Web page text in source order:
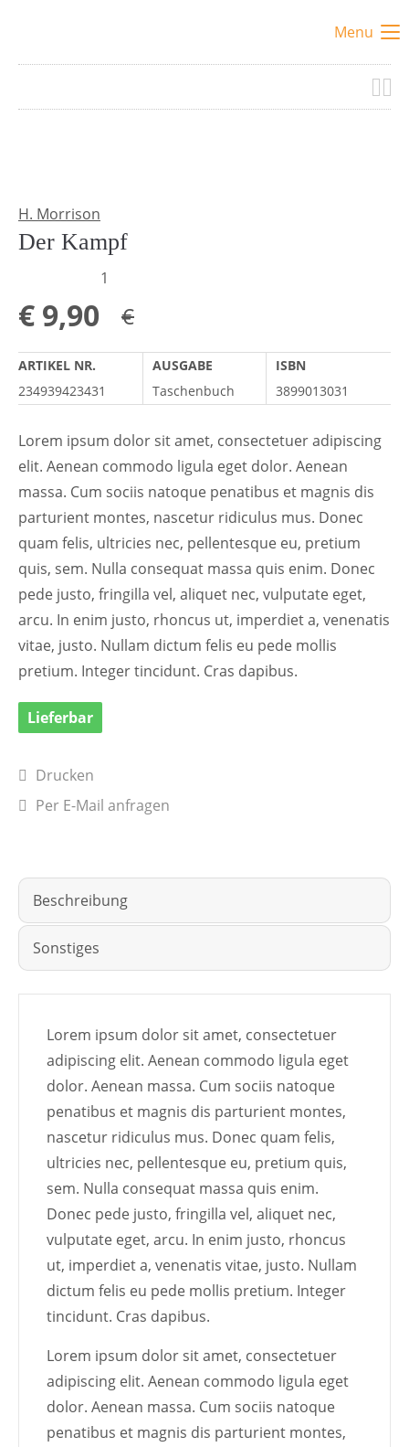
Menu
H. Morrison
Der Kampf
1
€ 9,90 €
ARTIKEL NR.
234939423431
AUSGABE
Taschenbuch
ISBN
3899013031
Lorem ipsum dolor sit amet, consectetuer adipiscing
elit. Aenean commodo ligula eget dolor. Aenean
massa. Cum sociis natoque penatibus et magnis dis
parturient montes, nascetur ridiculus mus. Donec
quam felis, ultricies nec, pellentesque eu, pretium
quis, sem. Nulla consequat massa quis enim. Donec
pede justo, fringilla vel, aliquet nec, vulputate eget,
arcu. In enim justo, rhoncus ut, imperdiet a, venenatis
vitae, justo. Nullam dictum felis eu pede mollis
pretium. Integer tincidunt. Cras dapibus.
Lieferbar
Drucken
Per E-Mail anfragen
Beschreibung
Sonstiges
Lorem ipsum dolor sit amet, consectetuer
adipiscing elit. Aenean commodo ligula eget
dolor. Aenean massa. Cum sociis natoque
penatibus et magnis dis parturient montes,
nascetur ridiculus mus. Donec quam felis,
ultricies nec, pellentesque eu, pretium quis,
sem. Nulla consequat massa quis enim.
Donec pede justo, fringilla vel, aliquet nec,
vulputate eget, arcu. In enim justo, rhoncus
ut, imperdiet a, venenatis vitae, justo. Nullam
dictum felis eu pede mollis pretium. Integer
tincidunt. Cras dapibus.
Lorem ipsum dolor sit amet, consectetuer
adipiscing elit. Aenean commodo ligula eget
dolor. Aenean massa. Cum sociis natoque
penatibus et magnis dis parturient montes,